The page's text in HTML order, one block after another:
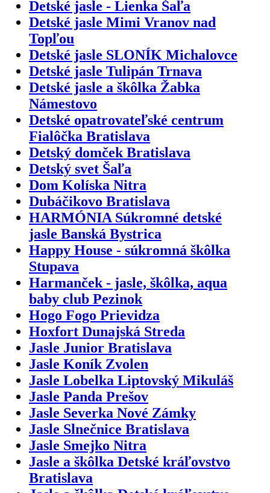
Detské jasle - Lienka Šaľa
Detské jasle Mimi Vranov nad
Topľou
Detské jasle SLONÍK Michalovce
Detské jasle Tulipán Trnava
Detské jasle a škôlka Žabka
Námestovo
Detské opatrovateľské centrum
Fialôčka Bratislava
Detský domček Bratislava
Detský svet Šaľa
Dom Kolíska Nitra
Dubáčikovo Bratislava
HARMÓNIA Súkromné detské
jasle Banská Bystrica
Happy House - súkromná škôlka
Stupava
Harmanček - jasle, škôlka, aqua
baby club Pezinok
Hogo Fogo Prievidza
Hoxfort Dunajská Streda
Jasle Junior Bratislava
Jasle Koník Zvolen
Jasle Lobelka Liptovský Mikuláš
Jasle Panda Prešov
Jasle Severka Nové Zámky
Jasle Slnečnice Bratislava
Jasle Smejko Nitra
Jasle a škôlka Detské kráľovstvo
Bratislava